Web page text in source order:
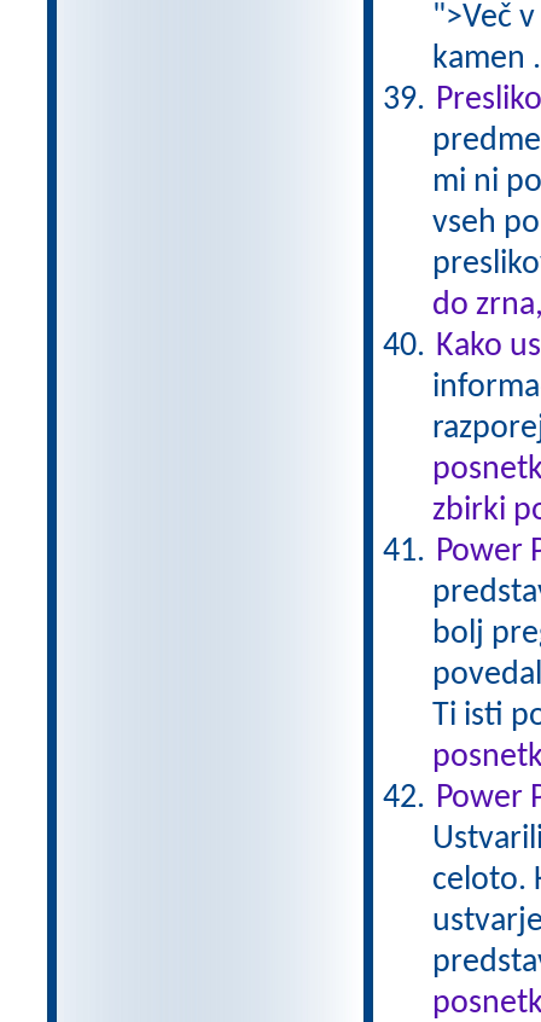
">Več
kamen
mi ni
vseh
do
Kako
zbirki
Power
bolj
Ti isti
Power
celoto.